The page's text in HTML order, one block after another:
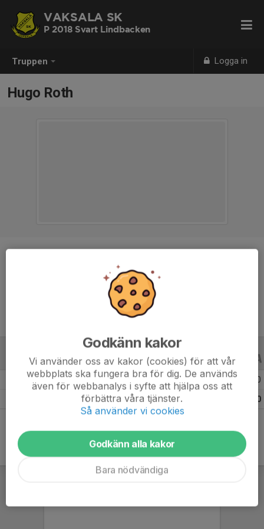
Truppen Logga in
VAKSALA SK
P 2018 Svart Lindbacken
Hugo Roth
8 år
ALLA SERIER ALLA ÅR
Säsongen 25/26 9 0 0
0
Godkänn kakor
Vi använder oss av kakor (cookies) för att vår
webbplats ska fungera bra för dig. De används
även för webbanalys i syfte att hjälpa oss att
förbättra våra tjänster.
Så använder vi cookies
Godkänn alla kakor
Bara nödvändiga